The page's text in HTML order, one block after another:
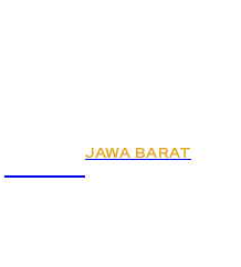
JAWA BARAT